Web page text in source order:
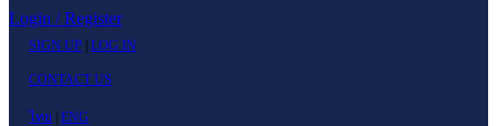
Login / Register
SIGN UP LOG IN
CONTACT US
ไทย ENG